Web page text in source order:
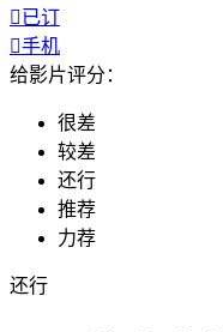
已订
手机
给影片评分：
很差
较差
还行
推荐
力荐
还行